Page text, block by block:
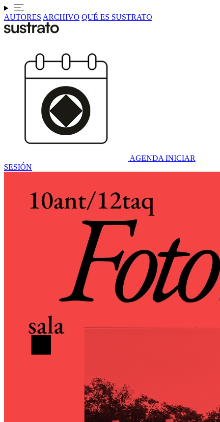
AUTORES ARCHIVO QUÉ ES SUSTRATO
AGENDA INICIAR
SESIÓN